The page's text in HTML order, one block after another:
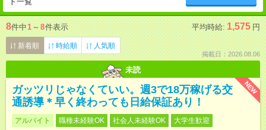
8件中1 ～ 8件表示 平均時給: 1,575 円
新着順 時給順 人気順
掲載日：2026.08.06
未読
NEW
ガッツリじゃなくていい。週3で18万稼げる交
通誘導＊早く終わっても日給保証あり！
アルバイト 職種未経験OK 社会人未経験OK
大学生歓迎